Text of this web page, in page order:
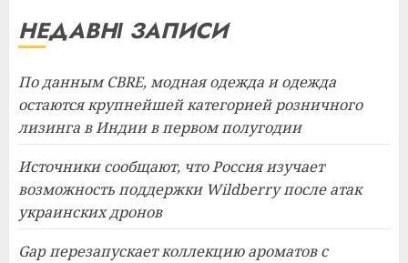
НЕДАВНІ ЗАПИСИ
По данным CBRE, модная одежда и одежда
остаются крупнейшей категорией розничного
лизинга в Индии в первом полугодии
Источники сообщают, что Россия изучает
возможность поддержки Wildberry после атак
украинских дронов
Gap перезапускает коллекцию ароматов с